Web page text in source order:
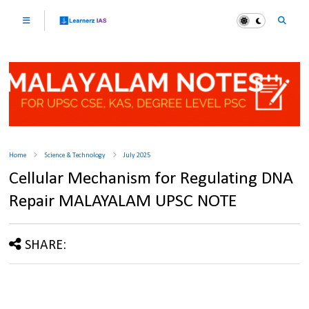
Home Science & Technology July 2025
Cellular Mechanism for Regulating DNA
Repair MALAYALAM UPSC NOTE
SHARE: